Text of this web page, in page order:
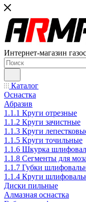
Интернет-магазин
Каталог
Оснастка
Абразив
1.1.1 Круги отрезные
1.1.2 Круги зачистные
1.1.3 Круги
1.1.5 Круги точильные
1.1.6 Шкурка
1.1.8 Сегменты для
1.1.7 Губки
1.1.4 Круги
Диски пильные
Алмазная оснастка